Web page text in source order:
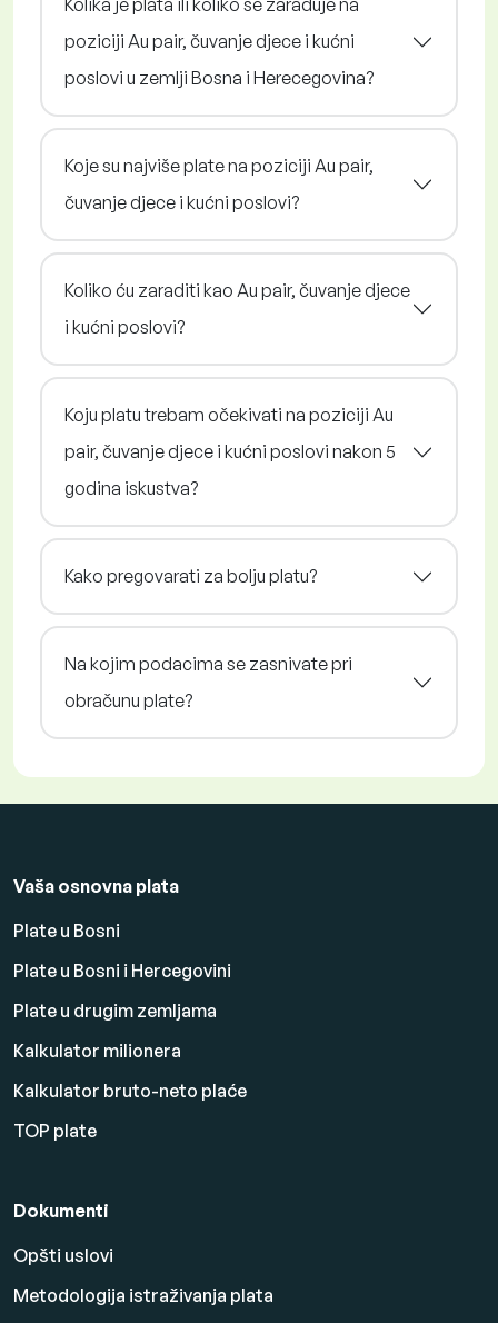
Kolika je plata ili koliko se zarađuje na
poziciji Au pair, čuvanje djece i kućni
poslovi u zemlji Bosna i Herecegovina?
Koje su najviše plate na poziciji Au pair,
čuvanje djece i kućni poslovi?
Koliko ću zaraditi kao Au pair, čuvanje djece
i kućni poslovi?
Koju platu trebam očekivati na poziciji Au
pair, čuvanje djece i kućni poslovi nakon 5
godina iskustva?
Kako pregovarati za bolju platu?
Na kojim podacima se zasnivate pri
obračunu plate?
Vaša osnovna plata
Plate u Bosni
Plate u Bosni i Hercegovini
Plate u drugim zemljama
Kalkulator milionera
Kalkulator bruto-neto plaće
TOP plate
Dokumenti
Opšti uslovi
Metodologija istraživanja plata